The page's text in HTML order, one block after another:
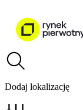
Dodaj lokalizację